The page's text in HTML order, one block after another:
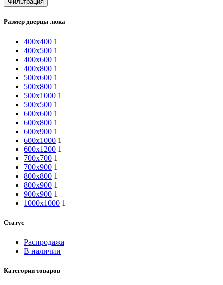
Фильтрация
Размер дверцы люка
400х400 1
400х500 1
400х600 1
400х800 1
500х600 1
500х800 1
500х1000 1
500х500 1
600х600 1
600х800 1
600х900 1
600х1000 1
600х1200 1
700х700 1
700х900 1
800х800 1
800х900 1
900х900 1
1000х1000 1
Статус
Распродажа
В наличии
Категории товаров